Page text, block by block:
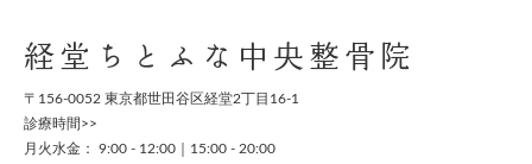
経堂ちとふな中央整骨院
〒156-0052 東京都世田谷区経堂2丁目16-1
診療時間>>
月火水金： 9:00 - 12:00｜15:00 - 20:00